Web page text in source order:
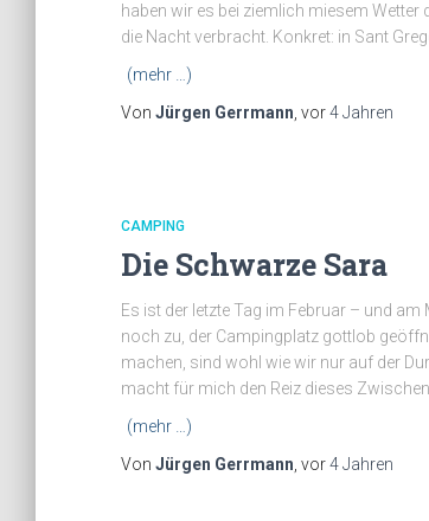
haben wir es bei ziemlich miesem
die Nacht verbracht. Konkret: in Sant
(mehr …)
Von Jürgen Gerrmann , vor4 Jahren
CAMPING
Die Schwarze Sara
Es ist der letzte Tag im Februar – und
noch zu, der Campingplatz gottlob
machen, sind wohl wie wir nur auf der
macht für mich den Reiz dieses
(mehr …)
Von Jürgen Gerrmann , vor4 Jahren